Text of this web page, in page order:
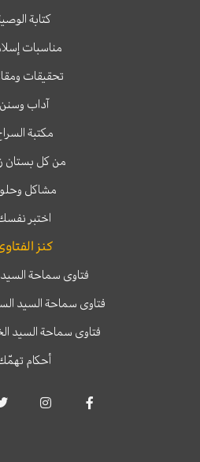
كتابة
مناسبات
تحقيقات
آداب وسنن
مكتبة
من كل بستان
مشاكل
اختبر
كنز
فتاوى سماحة
فتاوى سماحة السيد
فتاوى سماحة السيد
أحكام
a
c
s
i